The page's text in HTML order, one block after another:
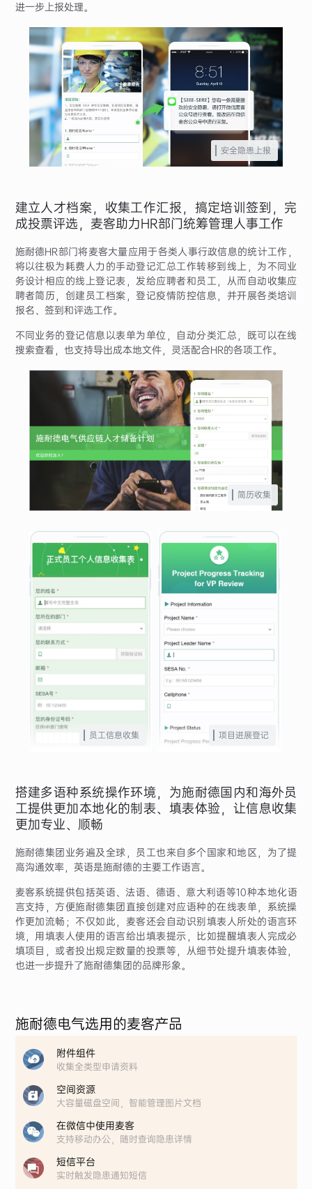
进一步上报处理。
安全隐患上报
建立人才档案，收集工作汇报，搞定培训签到，完
成投票评选，麦客助力HR部门统筹管理人事工作
施耐德HR部门将麦客大量应用于各类人事行政信息的统计工作，
将以往极为耗费人力的手动登记汇总工作转移到线上，为不同业
务设计相应的线上登记表，发给应聘者和员工，从而自动收集应
聘者简历，创建员工档案，登记疫情防控信息，并开展各类培训
报名、签到和评选工作。
不同业务的登记信息以表单为单位，自动分类汇总，既可以在线
搜索查看，也支持导出成本地文件，灵活配合HR的各项工作。
简历收集
员工信息收集 项目进展登记
搭建多语种系统操作环境，为施耐德国内和海外员
工提供更加本地化的制表、填表体验，让信息收集
更加专业、顺畅
施耐德集团业务遍及全球，员工也来自多个国家和地区，为了提
高沟通效率，英语是施耐德的主要工作语言。
麦客系统提供包括英语、法语、德语、意大利语等10种本地化语
言支持，方便施耐德集团直接创建对应语种的在线表单，系统操
作更加流畅；不仅如此，麦客还会自动识别填表人所处的语言环
境，用填表人使用的语言给出填表提示，比如提醒填表人完成必
填项目，或者投出规定数量的投票等，从细节处提升填表体验，
也进一步提升了施耐德集团的品牌形象。
施耐德电气选用的麦客产品
附件组件
收集全类型申请资料
空间资源
大容量磁盘空间，智能管理图片文档
在微信中使用麦客
支持移动办公，随时查询隐患详情
短信平台
实时触发隐患通知短信